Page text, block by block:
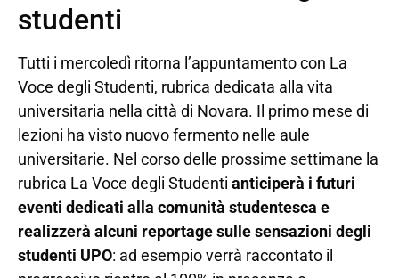
studenti
Tutti i mercoledì ritorna l’appuntamento con La
Voce degli Studenti, rubrica dedicata alla vita
universitaria nella città di Novara. Il primo mese di
lezioni ha visto nuovo fermento nelle aule
universitarie. Nel corso delle prossime settimane la
rubrica La Voce degli Studenti anticiperà i futuri
eventi dedicati alla comunità studentesca e
realizzerà alcuni reportage sulle sensazioni degli
studenti UPO: ad esempio verrà raccontato il